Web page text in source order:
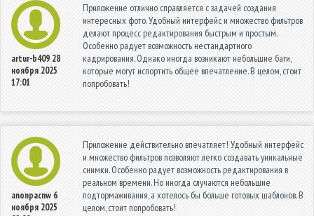
artur-b409 28
ноября 2025
17:01
Приложение отлично справляется с задачей создания
интересных фото. Удобный интерфейс и множество фильтров
делают процесс редактирования быстрым и простым.
Особенно радует возможность нестандартного
кадрирования. Однако иногда возникают небольшие баги,
которые могут испортить общее впечатление. В целом, стоит
попробовать!
anonpacnw 6
ноября 2025
Приложение действительно впечатляет! Удобный интерфейс
и множество фильтров позволяют легко создавать уникальные
снимки. Особенно радует возможность редактирования в
реальном времени. Но иногда случаются небольшие
подтормаживания, а хотелось бы больше готовых шаблонов. В
целом, стоит попробовать!